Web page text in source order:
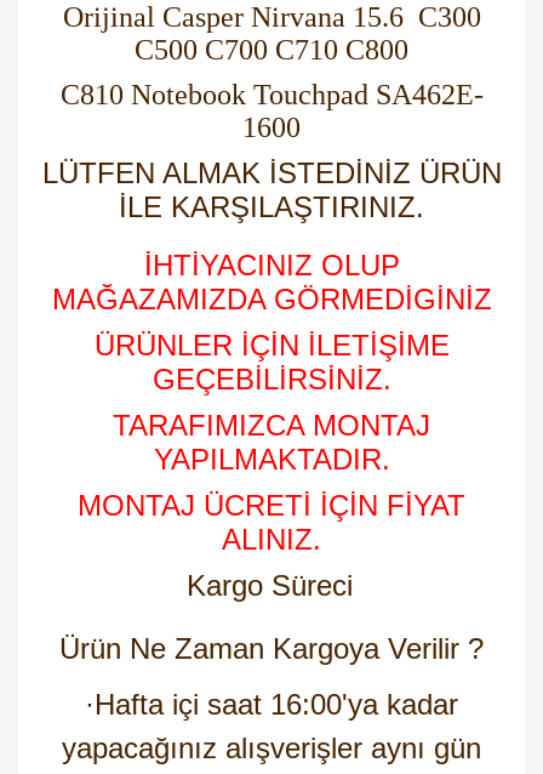
Orijinal Casper Nirvana 15.6 C300
C500 C700 C710 C800
C810 Notebook Touchpad SA462E-
1600
LÜTFEN ALMAK İSTEDİNİZ ÜRÜN
İLE KARŞILAŞTIRINIZ.
İHTİYACINIZ OLUP
MAĞAZAMIZDA GÖRMEDİGİNİZ
ÜRÜNLER İÇİN İLETİŞİME
GEÇEBİLİRSİNİZ.
TARAFIMIZCA MONTAJ
YAPILMAKTADIR.
MONTAJ ÜCRETİ İÇİN FİYAT
ALINIZ.
Kargo Süreci
Ürün Ne Zaman Kargoya Verilir ?
·Hafta içi saat 16:00'ya kadar
yapacağınız alışverişler aynı gün